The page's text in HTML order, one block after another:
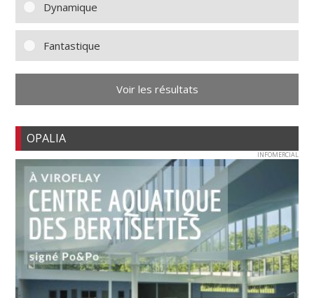
Dynamique
Fantastique
Voir les résultats
OPALIA
INFOMERCIAL